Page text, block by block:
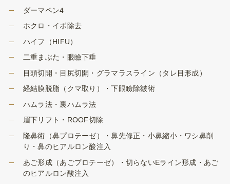
ダーマペン4
ホクロ・イボ除去
ハイフ（HIFU）
二重まぶた・眼瞼下垂
目頭切開・目尻切開・グラマラスライン（タレ目形成）
経結膜脱脂（クマ取り）・下眼瞼除皺術
ハムラ法・裏ハムラ法
眉下リフト・ROOF切除
隆鼻術（鼻プロテーゼ）・鼻先修正・小鼻縮小・ワシ鼻削
り・鼻のヒアルロン酸注入
あご形成（あごプロテーゼ）・切らないEライン形成・あご
のヒアルロン酸注入